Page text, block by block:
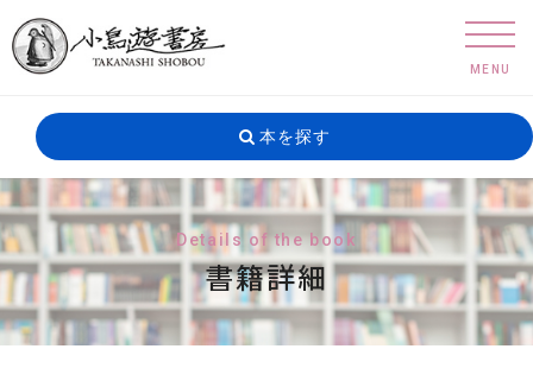
本を探す
Details of the book
書籍詳細
MENU